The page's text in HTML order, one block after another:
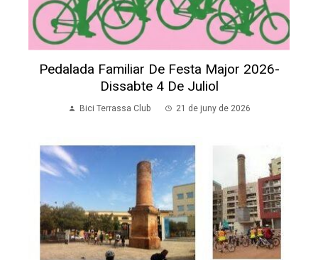
Pedalada Familiar De Festa Major 2026-
Dissabte 4 De Juliol
Bici Terrassa Club 21 de juny de 2026